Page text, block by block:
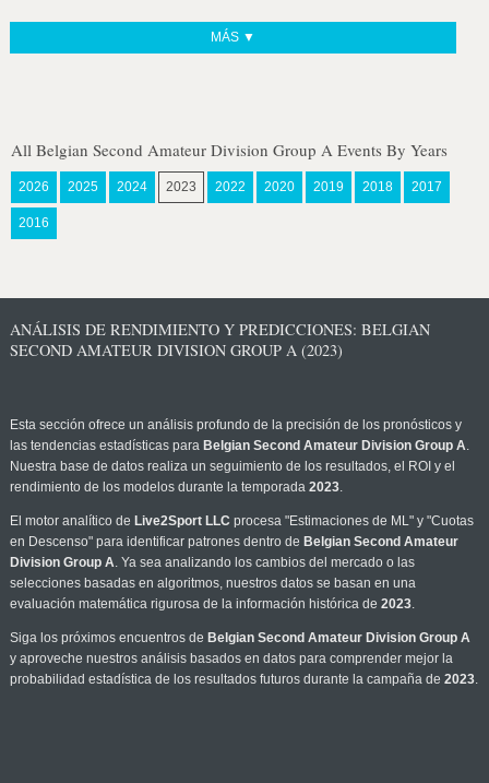
MÁS ▼
All Belgian Second Amateur Division Group A Events By Years
2026 2025 2024 2023 2022 2020 2019 2018 2017
2016
ANÁLISIS DE RENDIMIENTO Y PREDICCIONES: BELGIAN
SECOND AMATEUR DIVISION GROUP A (2023)
Esta sección ofrece un análisis profundo de la precisión de los pronósticos y
las tendencias estadísticas para Belgian Second Amateur Division Group A.
Nuestra base de datos realiza un seguimiento de los resultados, el ROI y el
rendimiento de los modelos durante la temporada 2023.
El motor analítico de Live2Sport LLC procesa "Estimaciones de ML" y "Cuotas
en Descenso" para identificar patrones dentro de Belgian Second Amateur
Division Group A. Ya sea analizando los cambios del mercado o las
selecciones basadas en algoritmos, nuestros datos se basan en una
evaluación matemática rigurosa de la información histórica de 2023.
Siga los próximos encuentros de Belgian Second Amateur Division Group A
y aproveche nuestros análisis basados en datos para comprender mejor la
probabilidad estadística de los resultados futuros durante la campaña de 2023.